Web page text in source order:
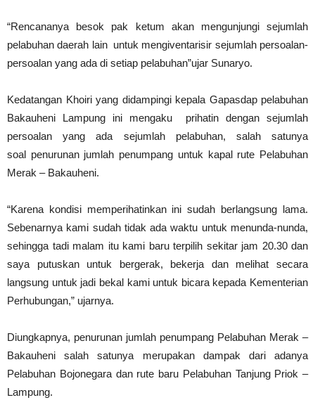
“Rencananya besok pak ketum akan mengunjungi sejumlah
pelabuhan daerah lain untuk mengiventarisir sejumlah persoalan-
persoalan yang ada di setiap pelabuhan”ujar Sunaryo.
Kedatangan Khoiri yang didampingi kepala Gapasdap pelabuhan
Bakauheni Lampung ini mengaku prihatin dengan sejumlah
persoalan yang ada sejumlah pelabuhan, salah satunya
soal penurunan jumlah penumpang untuk kapal rute Pelabuhan
Merak – Bakauheni.
“Karena kondisi memperihatinkan ini sudah berlangsung lama.
Sebenarnya kami sudah tidak ada waktu untuk menunda-nunda,
sehingga tadi malam itu kami baru terpilih sekitar jam 20.30 dan
saya putuskan untuk bergerak, bekerja dan melihat secara
langsung untuk jadi bekal kami untuk bicara kepada Kementerian
Perhubungan,” ujarnya.
Diungkapnya, penurunan jumlah penumpang Pelabuhan Merak –
Bakauheni salah satunya merupakan dampak dari adanya
Pelabuhan Bojonegara dan rute baru Pelabuhan Tanjung Priok –
Lampung.